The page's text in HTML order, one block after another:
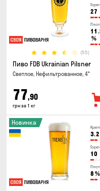
27
%
(55)
Пиво FDB Ukrainian Pilsner
Светлое, Нефильтрованное, 4°
77,90
грн за 1 кг
3.2
10
8 %
Новинка